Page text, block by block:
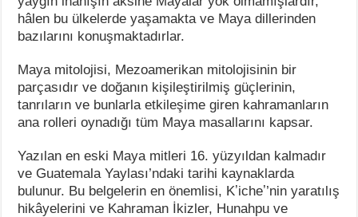
hâlen bu ülkelerde yaşamakta ve Maya dillerinden
bazılarını konuşmaktadırlar.
Maya mitolojisi, Mezoamerikan mitolojisinin bir
parçasıdır ve doğanın kişileştirilmiş güçlerinin,
tanrıların ve bunlarla etkileşime giren kahramanların
ana rolleri oynadığı tüm Maya masallarını kapsar.
Yazılan en eski Maya mitleri 16. yüzyıldan kalmadır
ve Guatemala Yaylası’ndaki tarihi kaynaklarda
bulunur. Bu belgelerin en önemlisi, Kʼicheʼ’nin yaratılış
hikâyelerini ve Kahraman İkizler, Hunahpu ve